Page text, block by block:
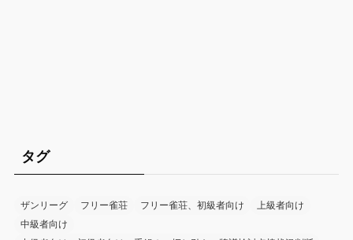
タグ
ザンリーグ フリー雀荘 フリー雀荘、初級者向け
上級者向け
中級者向け